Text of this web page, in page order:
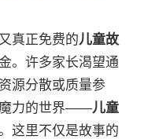
真正免费的儿童故
。许多家长渴望通
源分散或质量参
魔力的世界——儿童
这里不仅是故事的